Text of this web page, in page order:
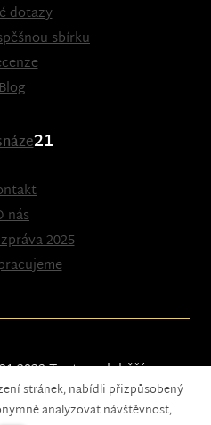
dotazy
sbírku
21
nás
2025
2023Tento web běží na
stránek, nabídli přizpůsobený
analyzovat návštěvnost,